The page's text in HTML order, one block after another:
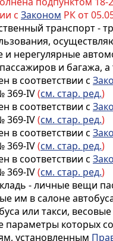
с Законом РК от
транспорт -
и нерегулярные
и багажа, а
в соответствии с
369-IV(см. стар. ред.)
в соответствии с
369-IV(см. стар. ред.)
в соответствии с
369-IV(см. стар. ред.)
в соответствии с
369-IV(см. стар. ред.)
- личные вещи
им в салоне
или такси,
параметры которых
установленным